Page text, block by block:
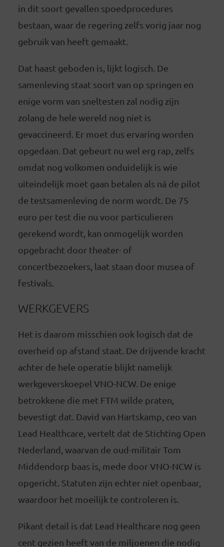
in dit soort gevallen spoedprocedures
bestaan, waar de regering zelfs vorig jaar nog
gebruik van heeft gemaakt.
Dat haast geboden is, lijkt logisch. De
samenleving staat soort van op springen en
enige vorm van sneltesten zal nodig zijn
zolang de hele wereld nog niet is
gevaccineerd. Er moet dus ervaring worden
opgedaan. Dat gebeurt nu wel erg rap, zelfs
omdat nog volkomen onduidelijk is wie
uiteindelijk moet gaan betalen als ná de pilot
de testsamenleving de norm wordt. De 75
euro per test die nu voor particulieren
gerekend wordt, kan onmogelijk worden
opgebracht door theater- of
concertbezoekers, laat staan door musea of
festivals.
WERKGEVERS
Het is daarom misschien ook logisch dat de
overheid op afstand staat. De drijvende kracht
achter de hele operatie blijkt namelijk
werkgeverskoepel VNO-NCW. De enige
betrokkene die met FTM wilde praten,
bevestigt dat. David van Hartskamp, ceo van
Lead Healthcare, vertelt dat de Stichting Open
Nederland, waarvan de oud-militair Tom
Middendorp baas is, mede door VNO-NCW is
opgericht. Statuten zijn echter niet openbaar,
waardoor het moeilijk te controleren is.
Pikant detail is dat Lead Healthcare nog geen
cent gezien heeft van de miljoenen die nodig